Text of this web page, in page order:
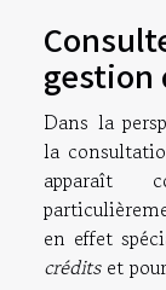
gestion
Dans la
la
apparaît
en effet
créditset